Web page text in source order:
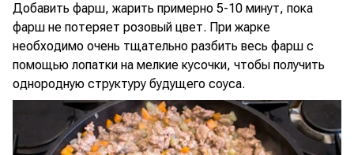
Добавить фарш, жарить примерно 5-10 минут, пока
фарш не потеряет розовый цвет. При жарке
необходимо очень тщательно разбить весь фарш с
помощью лопатки на мелкие кусочки, чтобы получить
однородную структуру будущего соуса.